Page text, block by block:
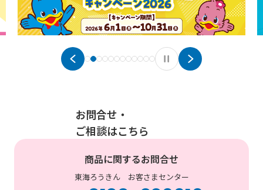
お問合せ・
ご相談はこちら
商品に関するお問合せ
東海ろうきん お客さまセンター